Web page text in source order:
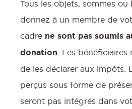
Tous les objets, sommes
donnez à un membre de
cadre ne sont pas soumis
donation . Les
de les déclarer aux impôts.
perçus sous forme de
seront pas intégrés dans